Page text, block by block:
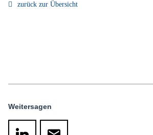
zurück zur Übersicht
Weitersagen